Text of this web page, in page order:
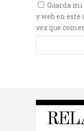
Guarda
y web en
vez que